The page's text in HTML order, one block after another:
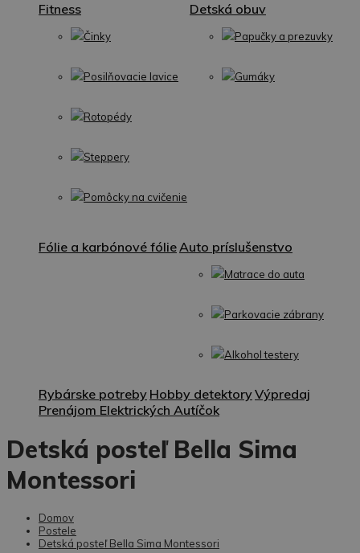
Fitness
Činky
Posilňovacie lavice
Rotopédy
Steppery
Pomôcky na cvičenie
Detská obuv
Papučky a prezuvky
Gumáky
Fólie a karbónové fólieAuto príslušenstvo
Matrace do auta
Parkovacie zábrany
Alkohol testery
Rybárske potreby Hobby detektoryVýpredaj
Prenájom Elektrických Autíčok
Detská posteľ Bella Sima
Montessori
Domov
Postele
Detská posteľ Bella Sima Montessori